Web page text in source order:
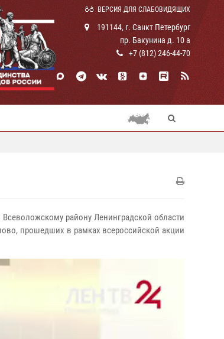
ВЕРСИЯ ДЛЯ СЛАБОВИДЯЩИХ
191144, г. Санкт Петербург
пр. Бакунина д. 10 а
+7 (812) 246-44-70
району Ленинградской области
прошедших в рамках всероссийской акции